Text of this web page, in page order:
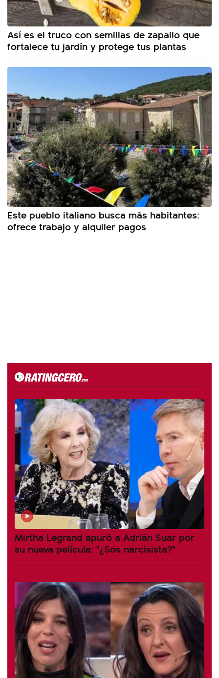
Así es el truco con semillas de zapallo que
fortalece tu jardín y protege tus plantas
Este pueblo italiano busca más habitantes:
ofrece trabajo y alquiler pagos
Mirtha Legrand apuró a Adrián Suar por
su nueva película: "¿Sos narcisista?"